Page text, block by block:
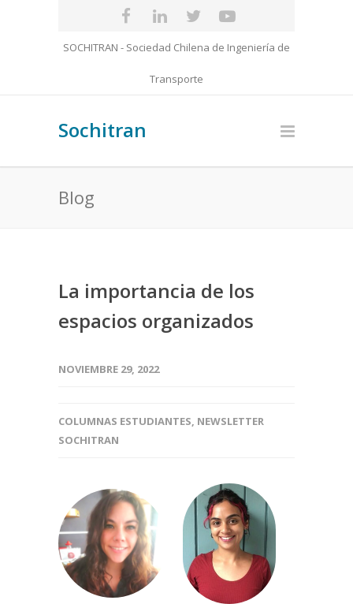
SOCHITRAN - Sociedad Chilena de Ingeniería de
Transporte
Sochitran
Blog
La importancia de los
espacios organizados
NOVIEMBRE 29, 2022
COLUMNAS ESTUDIANTES, NEWSLETTER
SOCHITRAN